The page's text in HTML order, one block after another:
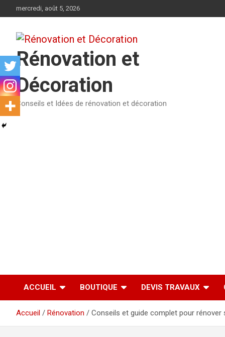
au
mercredi, août 5, 2026
Rénovation et
Décoration
Conseils et Idées de rénovation et décoration
ACCUEIL BOUTIQUE DEVIS TRAVAUX
Accueil Rénovation Conseils et guide complet pour rénover